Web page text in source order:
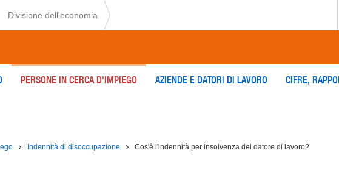
Divisione dell'economia
PERSONE IN CERCA D'IMPIEGO AZIENDE E DATORI DI LAVORO CIFRE,
Indennità di disoccupazione Cos'è l'indennità per insolvenza del datore di lavoro?